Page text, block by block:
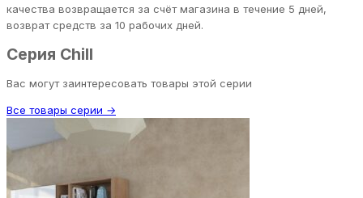
качества возвращается за счёт магазина в течение 5 дней,
возврат средств за 10 рабочих дней.
Серия Chill
Вас могут заинтересовать товары этой серии
Все товары серии →